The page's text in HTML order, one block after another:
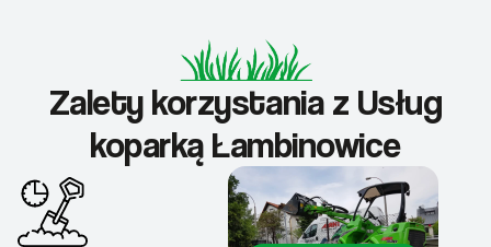
Zalety korzystania z Usług
koparką Łambinowice